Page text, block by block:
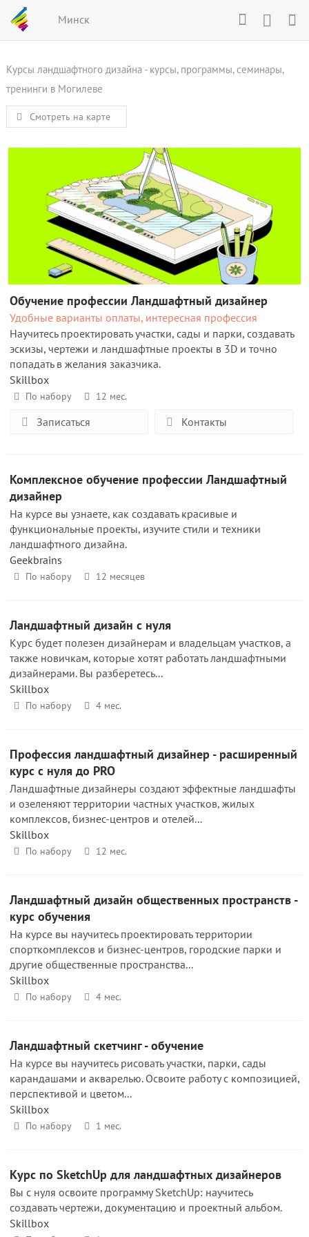
Минск
Курсы ландшафтного дизайна - курсы, программы, семинары,
тренинги в Могилеве
Смотреть на карте
Обучение профессии Ландшафтный дизайнер
Удобные варианты оплаты, интересная профессия
Научитесь проектировать участки, сады и парки, создавать
эскизы, чертежи и ландшафтные проекты в 3D и точно
попадать в желания заказчика.
Skillbox
По набору 12 мес.
Записаться Контакты
Комплексное обучение профессии Ландшафтный
дизайнер
На курсе вы узнаете, как создавать красивые и
функциональные проекты, изучите стили и техники
ландшафтного дизайна.
Geekbrains
По набору 12 месяцев
Ландшафтный дизайн с нуля
Курс будет полезен дизайнерам и владельцам участков, а
также новичкам, которые хотят работать ландшафтными
дизайнерами. Вы разберетесь...
Skillbox
По набору 4 мес.
Профессия ландшафтный дизайнер - расширенный
курс с нуля до PRO
Ландшафтные дизайнеры создают эффектные ландшафты
и озеленяют территории частных участков, жилых
комплексов, бизнес-центров и отелей...
Skillbox
По набору 12 мес.
Ландшафтный дизайн общественных пространств -
курс обучения
На курсе вы научитесь проектировать территории
спорткомплексов и бизнес-центров, городские парки и
другие общественные пространства...
Skillbox
По набору 4 мес.
Ландшафтный скетчинг - обучение
На курсе вы научитесь рисовать участки, парки, сады
карандашами и акварелью. Освоите работу с композицией,
перспективой и цветом...
Skillbox
По набору 1 мес.
Курс по SketchUp для ландшафтных дизайнеров
Вы с нуля освоите программу SketchUp: научитесь
создавать чертежи, документацию и проектный альбом.
Skillbox